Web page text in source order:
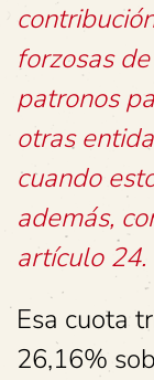
forzosas
patronos
otras
cuando
además,
artículo 24.
Esa cuota
26,16%